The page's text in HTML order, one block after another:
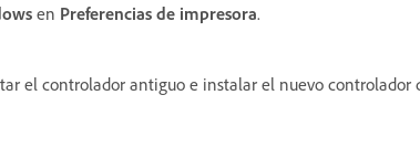
en Preferencias de impresora.
el controlador antiguo e instalar el nuevo controlador